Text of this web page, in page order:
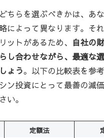
ちらを選ぶべきかは、あ
によって異なります。そ
ットがあるため、 自社の
し合わせながら、最適な
ょう。以下の比較表を参
ン投資にとって最善の減
い。
定額法